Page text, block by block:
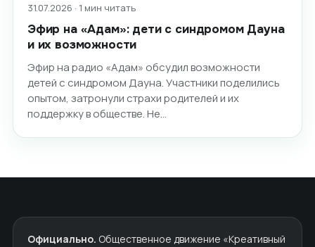
31.07.2026 · 1 мин читать
Эфир на «Адам»: дети с синдромом Дауна
и их возможности
Эфир на радио «Адам» обсудил возможности
детей с синдромом Дауна. Участники поделились
опытом, затронули страхи родителей и их
поддержку в обществе. Не…
Официально. Общественное движение «Креативный